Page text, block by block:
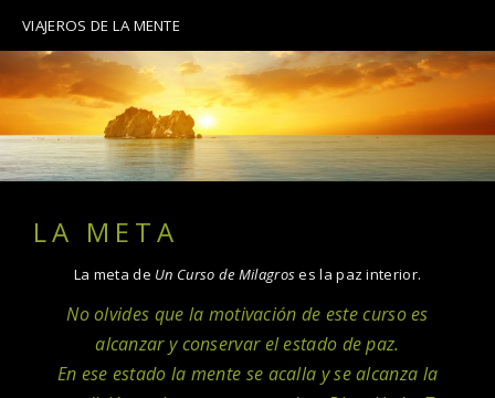
VIAJEROS DE LA MENTE
LA META
La meta de Un Curso de Milagroses la paz interior.
No olvides que la motivación de este curso es
alcanzar y conservar el estado de paz.
En ese estado la mente se acalla y se alcanza la